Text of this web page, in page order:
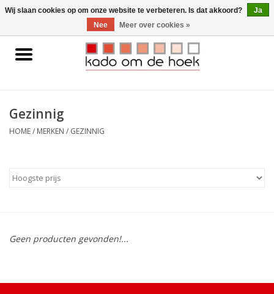
0 Artikelen - €0,00
Home
Gadgets
Gezinnig
HOME/ MERKEN / GEZINNIG
Geen producten gevonden!...
Wij slaan cookies op om onze website te verbeteren. Is dat akkoord?
Ja
Nee
Meer over cookies »